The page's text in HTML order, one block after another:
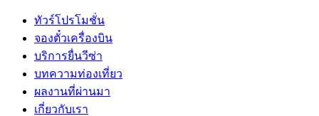
ทัวร์โปรโมชั่น
จองตั๋วเครื่องบิน
บริการยื่นวีซ่า
บทความท่องเที่ยว
ผลงานที่ผ่านมา
เกี่ยวกับเรา